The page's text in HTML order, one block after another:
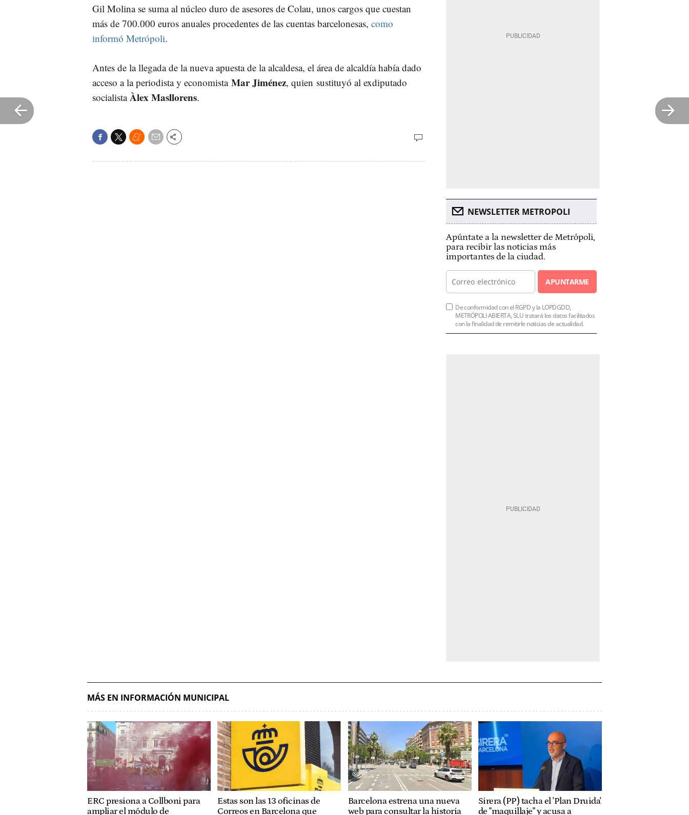
Gil Molina se suma al núcleo duro de asesores de Colau, unos cargos que cuestan
más de 700.000 euros anuales procedentes de las cuentas barcelonesas, como
informó Metrópoli.
Antes de la llegada de la nueva apuesta de la alcaldesa, el área de alcaldía había dado
acceso a la periodista y economistaMar Jiménez, quien sustituyó al exdiputado
socialistaÀlex Masllorens.
NEWSLETTER METROPOLI
Apúntate a la newsletter de Metrópoli,
para recibir las noticias más
importantes de la ciudad.
APUNTARME
De conformidad con el RGPD y la LOPDGDD,
METRÓPOLI ABIERTA, SLU tratará los datos facilitados
con la finalidad de remitirle noticias de actualidad.
MÁS EN INFORMACIÓN MUNICIPAL
ERC presiona a Collboni para
ampliar el módulo de
Estas son las 13 oficinas de
Correos en Barcelona que
Barcelona estrena una nueva
web para consultar la historia
Sirera (PP) tacha el 'Plan Druida'
de "maquillaje" y acusa a